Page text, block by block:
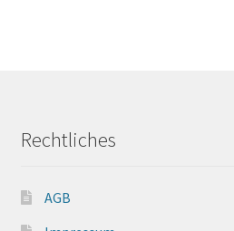
Rechtliches
AGB